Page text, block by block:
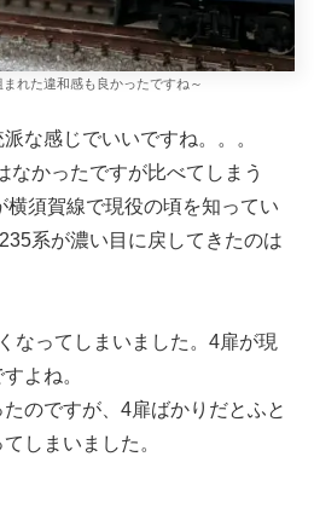
れた違和感も良かったですね～
な感じでいいですね。。。
なかったですが比べてしまう
横須賀線で現役の頃を知ってい
系が濃い目に戻してきたのは
なってしまいました。4扉が現
よね。
のですが、4扉ばかりだとふと
しまいました。